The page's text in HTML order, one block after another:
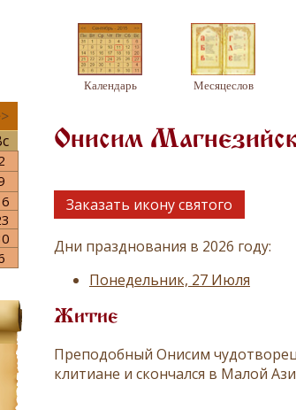
Календарь Месяцеслов
Онисим
Заказать икону святого
Дни празднования в 2026 году:
Понедельник, 27 Июля
Житие
Пре­по­доб­ный Они­сим
кли­ти­ане и скон­чал­ся в Ма­лой